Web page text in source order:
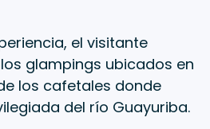
el visitante
glampings ubicados en
los cafetales donde
del río Guayuriba.